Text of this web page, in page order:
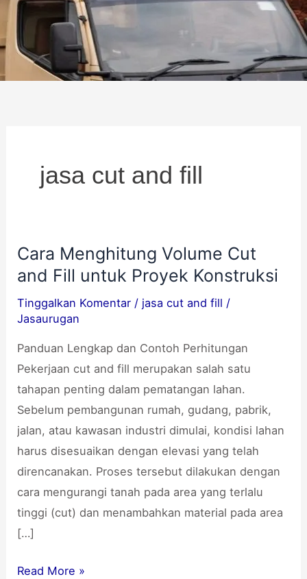
jasa cut and fill
Cara Menghitung Volume Cut
and Fill untuk Proyek Konstruksi
Tinggalkan Komentar / jasa cut and fill /
Jasaurugan
Panduan Lengkap dan Contoh Perhitungan
Pekerjaan cut and fill merupakan salah satu
tahapan penting dalam pematangan lahan.
Sebelum pembangunan rumah, gudang, pabrik,
jalan, atau kawasan industri dimulai, kondisi lahan
harus disesuaikan dengan elevasi yang telah
direncanakan. Proses tersebut dilakukan dengan
cara mengurangi tanah pada area yang terlalu
tinggi (cut) dan menambahkan material pada area
[…]
Cara
Menghitung
Cut
Fill
untuk
Proyek
Konstruksi
Read More »